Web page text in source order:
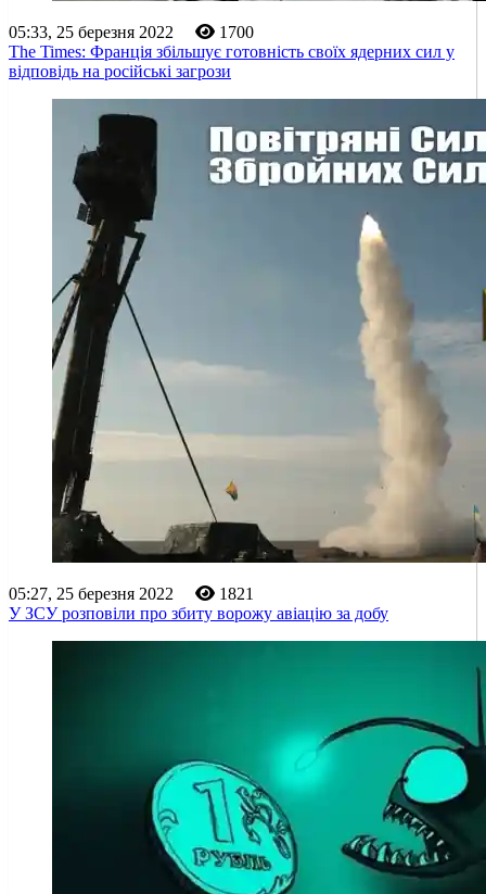
05:33, 25 березня 2022
1700
The Times: Франція збільшує готовність своїх ядерних сил у
відповідь на російські загрози
05:27, 25 березня 2022
1821
У ЗСУ розповіли про збиту ворожу авіацію за добу